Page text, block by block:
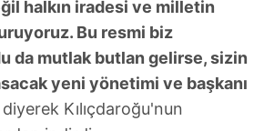
dahilinde kullanılacaktır.
aşağıda yer alan panel
Çerezlere ilişkin detaylı bilgi
tıklayabilir,Çerez Bilgilendirme
halkın iradesi ve milletin
Bu resmi biz
da mutlak butlan gelirse, sizin
yeni yönetimi ve başkanı
diyerek Kılıçdaroğu'nun